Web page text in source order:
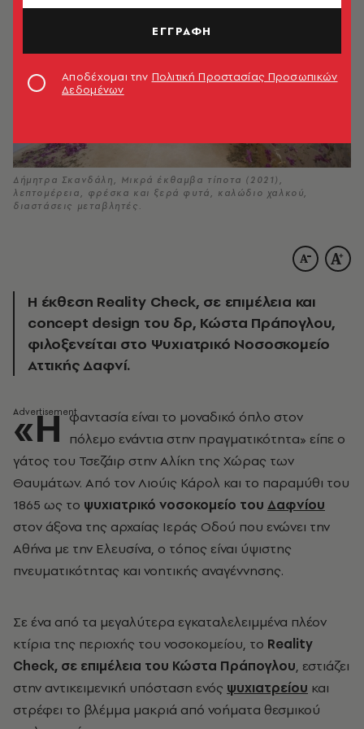
Δήμητρα Σκανδάλη, Μικρά έκθαμβα τίποτα (2021),
λεπτομέρεια, φρέσκα και ξερά φυτά, καλώδιο χαλκού,
διαστάσεις μεταβλητές.
Η έκθεση Reality Check, σε επιμέλεια και
concept design του δρ, Κώστα Πράπογλου,
φιλοξενείται στο Ψυχιατρικό Νοσοσκομείο
Αττικής Δαφνί.
«Η φαντασία είναι το μοναδικό όπλο στον
πόλεμο ενάντια στην πραγματικότητα» είπε ο
γάτος του Τσεζάιρ στην Αλίκη της Χώρας των
Θαυμάτων. Από τον Λιούις Κάρολ και το παραμύθι του
1865 ως το ψυχιατρικό νοσοκομείο του Δαφνίου
στον άξονα της αρχαίας Ιεράς Οδού που ενώνει την
Αθήνα με την Ελευσίνα, ο τόπος είναι ύψιστης
πνευματικότητας και νοητικής αναγέννησης.
Σε ένα από τα μεγαλύτερα εγκαταλελειμμένα πλέον
κτίρια της περιοχής του νοσοκομείου, το Reality
Check, σε επιμέλεια του Κώστα Πράπογλου, εστιάζει
στην αντικειμενική υπόσταση ενός ψυχιατρείου και
στρέφει το βλέμμα μακριά από νοήματα θεσμικού
ΕΓΓΡΑΦΗ
Αποδέχομαι την Πολιτική Προστασίας Προσωπικών
Δεδομένων